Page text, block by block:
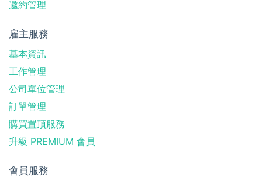
邀約管理
雇主服務
基本資訊
工作管理
公司單位管理
訂單管理
購買置頂服務
升級 PREMIUM 會員
會員服務